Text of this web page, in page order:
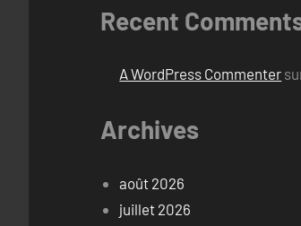
Recent
A WordPress Commenter
Archives
août 2026
juillet 2026